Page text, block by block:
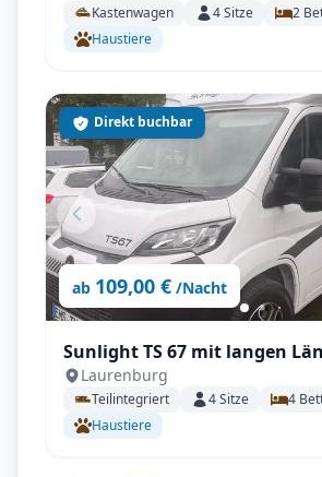
Sonderedition
Kastenwagen 4Sitze 2
Haustiere
ab 109,00 € /Nacht
Direkt buchbar
Sunlight TS 67 mit langen Längstbetten
und voll Autrak, Automatik
Laurenburg
Teilintegriert 4Sitze 4
Haustiere